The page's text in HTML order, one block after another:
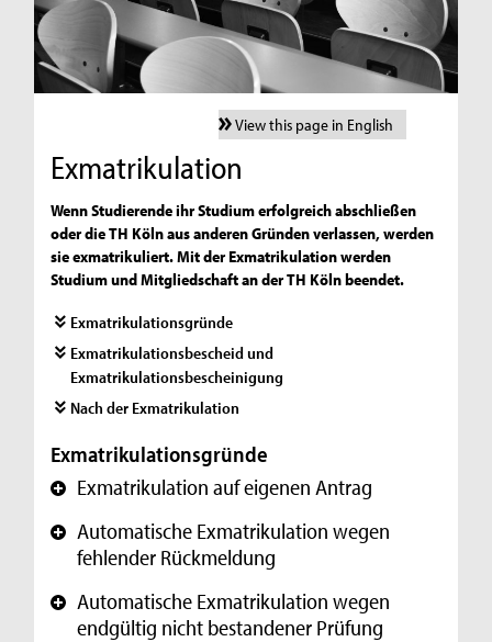
View this page in English
Exmatrikulation
Wenn Studierende ihr Studium erfolgreich abschließen
oder die TH Köln aus anderen Gründen verlassen, werden
sie exmatrikuliert. Mit der Exmatrikulation werden
Studium und Mitgliedschaft an der TH Köln beendet.
Exmatrikulationsgründe
Exmatrikulationsbescheid und
Exmatrikulationsbescheinigung
Nach der Exmatrikulation
Exmatrikulationsgründe
+ Exmatrikulation auf eigenen Antrag
+ Automatische Exmatrikulation wegen
fehlender Rückmeldung
+ Automatische Exmatrikulation wegen
endgültig nicht bestandener Prüfung